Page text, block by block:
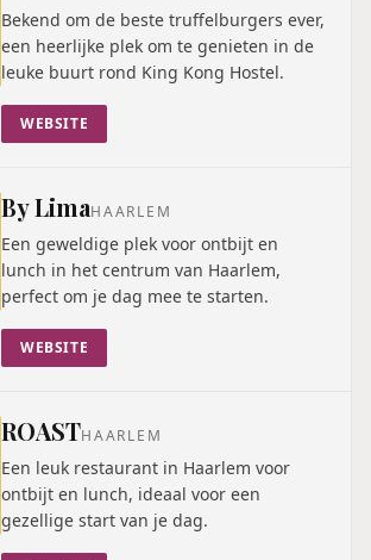
Bekend om de beste truffelburgers ever,
een heerlijke plek om te genieten in de
leuke buurt rond King Kong Hostel.
WEBSITE
By LimaHAARLEM
Een geweldige plek voor ontbijt en
lunch in het centrum van Haarlem,
perfect om je dag mee te starten.
WEBSITE
ROASTHAARLEM
Een leuk restaurant in Haarlem voor
ontbijt en lunch, ideaal voor een
gezellige start van je dag.